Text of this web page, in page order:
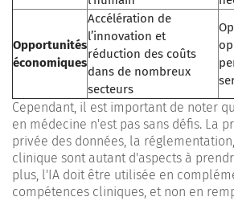
Opportunités
économiques
Accélération de
l’innovation et
réduction des coûts
dans de nombreux
secteurs
Cependant, il est important de noter
en médecine n'est pas sans défis. La
privée des données, la
clinique sont autant d'aspects à
plus, l'IA doit être utilisée en
compétences cliniques, et non en